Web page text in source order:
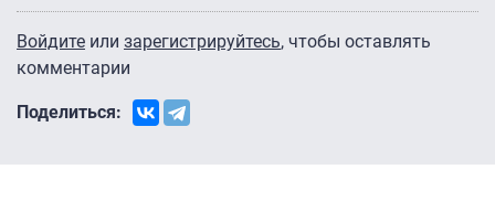
Войдите или зарегистрируйтесь, чтобы оставлять
комментарии
Поделиться: